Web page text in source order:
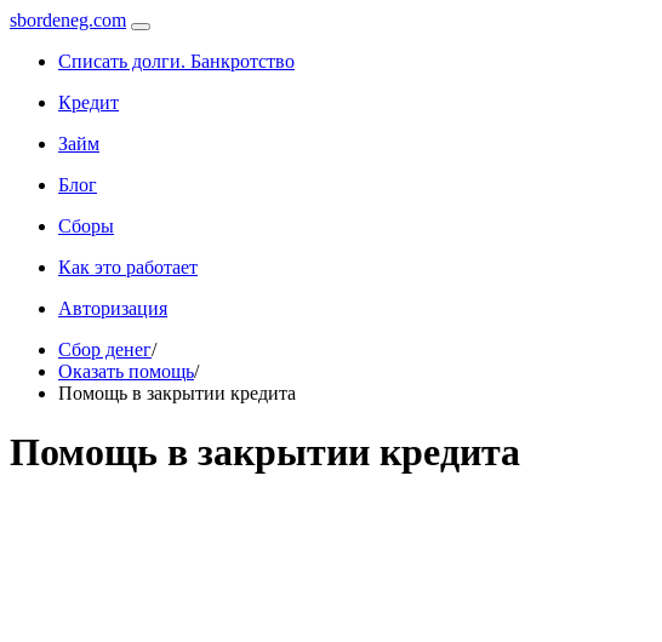
sbordeneg.com
Списать долги. Банкротство
Кредит
Займ
Блог
Сборы
Как это работает
Авторизация
Сбор денег/
Оказать помощь/
Помощь в закрытии кредита
Помощь в закрытии кредита